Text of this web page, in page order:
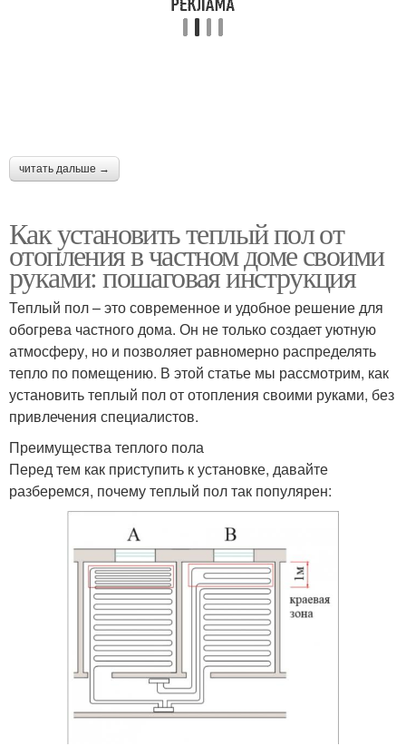
читать дальше →
Как установить теплый пол от
отопления в частном доме своими
руками: пошаговая инструкция
Теплый пол – это современное и удобное решение для
обогрева частного дома. Он не только создает уютную
атмосферу, но и позволяет равномерно распределять
тепло по помещению. В этой статье мы рассмотрим, как
установить теплый пол от отопления своими руками, без
привлечения специалистов.
Преимущества теплого пола
Перед тем как приступить к установке, давайте
разберемся, почему теплый пол так популярен: